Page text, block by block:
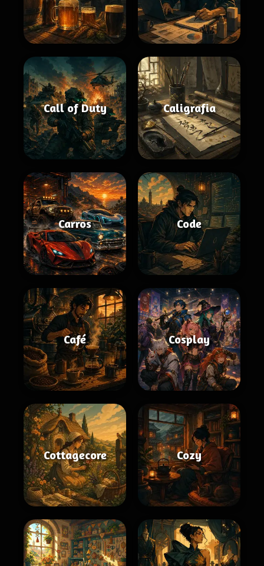
Call of Duty Caligrafia
Carros Code
Café Cosplay
Cottagecore Cozy